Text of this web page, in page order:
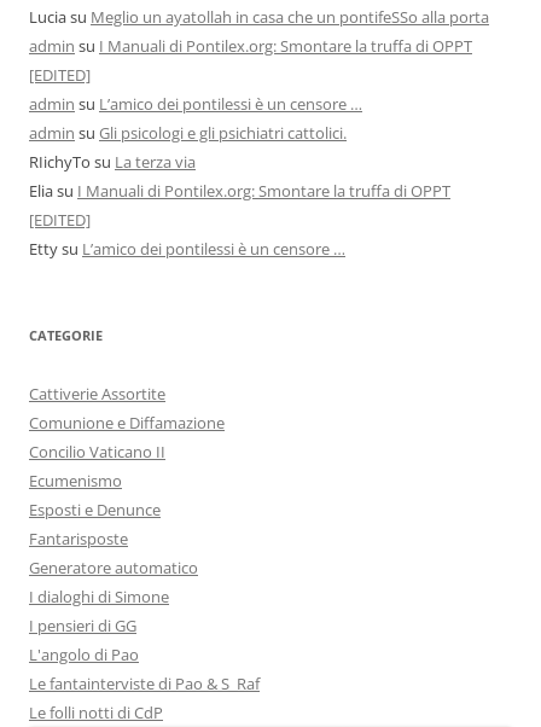
Luciasu Meglio un ayatollah in casa che un pontifeSSo alla porta
admin su I Manuali di Pontilex.org: Smontare la truffa di OPPT
[EDITED]
admin su L’amico dei pontilessi è un censore …
admin su Gli psicologi e gli psichiatri cattolici.
RIichyTo su La terza via
Eliasu I Manuali di Pontilex.org: Smontare la truffa di OPPT
[EDITED]
Ettysu L’amico dei pontilessi è un censore …
CATEGORIE
Cattiverie Assortite
Comunione e Diffamazione
Concilio Vaticano II
Ecumenismo
Esposti e Denunce
Fantarisposte
Generatore automatico
I dialoghi di Simone
I pensieri di GG
L'angolo di Pao
Le fantainterviste di Pao & S_Raf
Le folli notti di CdP